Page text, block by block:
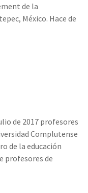
de la
México. Hace de
de 2017 profesores
Complutense
de la educación
profesores de